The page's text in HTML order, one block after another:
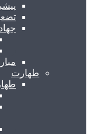
جهاد
طهارت